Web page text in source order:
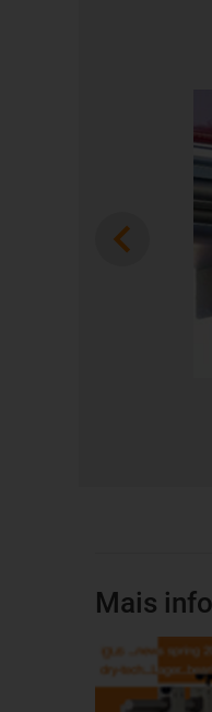
Previous
Mais